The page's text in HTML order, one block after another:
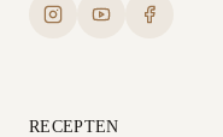
RECEPTEN